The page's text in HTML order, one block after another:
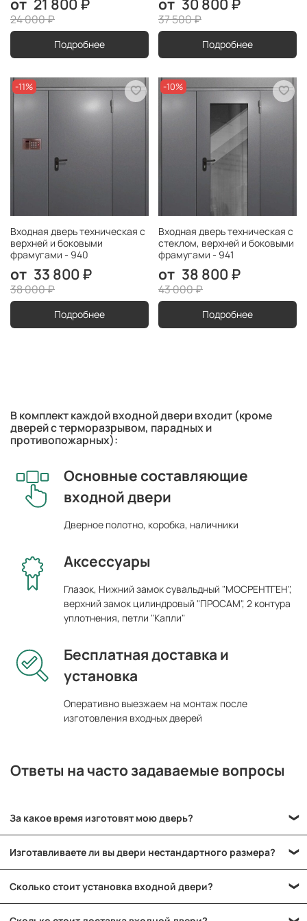
21 800 ₽
24 000 ₽
Подробнее
30 800 ₽
37 500 ₽
Подробнее
-11%
Входная дверь техническая с
верхней и боковыми
фрамугами - 940
33 800 ₽
38 000 ₽
Подробнее
-10%
Входная дверь техническая с
стеклом, верхней и боковыми
фрамугами - 941
38 800 ₽
43 000 ₽
Подробнее
В комплект каждой входной двери входит (кроме
дверей с терморазрывом, парадных и
противопожарных):
Основные составляющие
входной двери
Дверное полотно, коробка, наличники
Аксессуары
Глазок, Нижний замок сувальдный "МОСРЕНТГЕН",
верхний замок цилиндровый "ПРОСАМ", 2 контура
уплотнения, петли "Капли"
Бесплатная доставка и
установка
Оперативно выезжаем на монтаж после
изготовления входных дверей
Ответы на часто задаваемые вопросы
За какое время изготовят мою дверь?
Однако, чем больше и сложнее конструкция, тем дольше
займет ее изготовление. Для некоторых моделей время
ожидания может варьироваться от 2 до 10 дней. Также мы
Изготавливаете ли вы двери нестандартного размера?
нестандартными параметрами с точностью до миллиметра.
Сколько стоит установка входной двери?